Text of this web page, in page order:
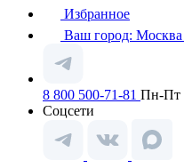
Избранное
Ваш город: Москва
8 800 500-71-81 Пн-Пт
Соцсети